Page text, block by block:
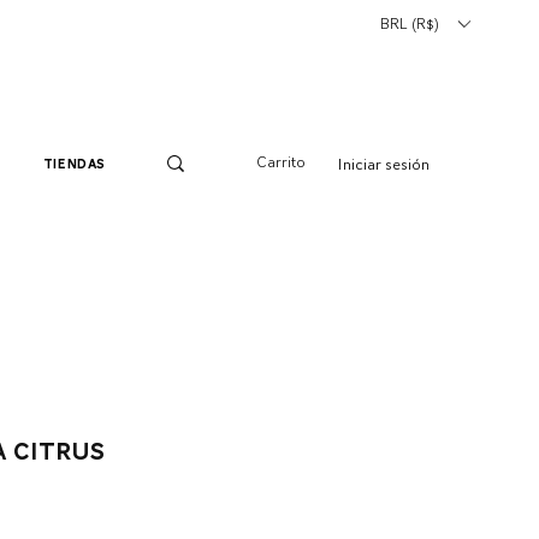
BRL (R$)
tiendas Carrito Iniciar sesión
Citrus